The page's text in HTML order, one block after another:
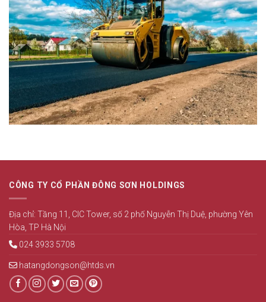
CÔNG TY CỔ PHẦN ĐÔNG SƠN HOLDINGS
Địa chỉ: Tầng 11, CIC Tower, số 2 phố Nguyễn Thị Duệ, phường Yên
Hòa, TP Hà Nội
024 3933 5708
hatangdongson@htds.vn